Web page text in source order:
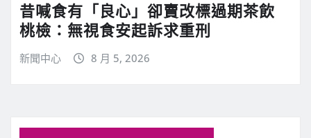
昔喊食有「良心」卻賣改標過期茶飲
桃檢：無視食安起訴求重刑
新聞中心 8 月 5, 2026